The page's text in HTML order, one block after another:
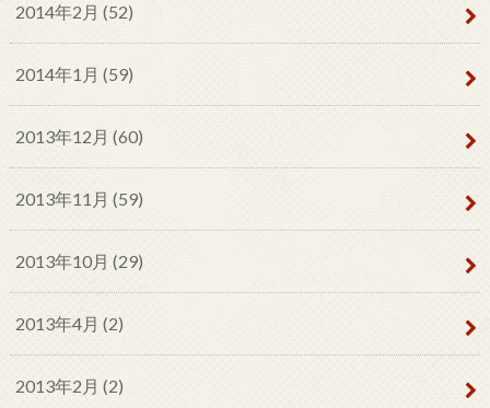
2014年2月 (52)
2014年1月 (59)
2013年12月 (60)
2013年11月 (59)
2013年10月 (29)
2013年4月 (2)
2013年2月 (2)